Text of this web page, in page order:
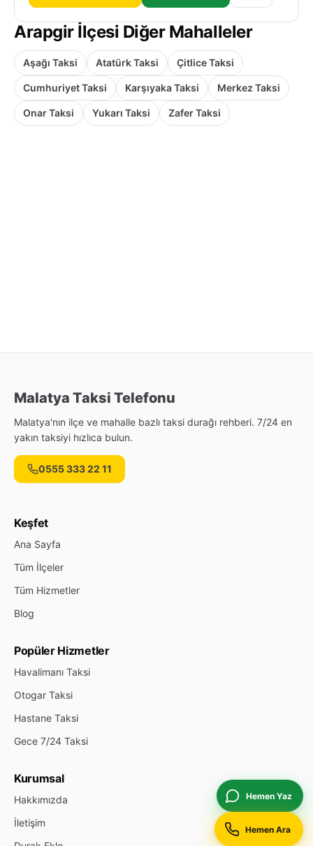
Arapgir İlçesi Diğer Mahalleler
Aşağı Taksi Atatürk Taksi Çitlice Taksi
Cumhuriyet Taksi Karşıyaka Taksi Merkez Taksi
Onar Taksi Yukarı Taksi Zafer Taksi
Malatya Taksi Telefonu
Malatya'nın ilçe ve mahalle bazlı taksi durağı rehberi. 7/24 en
yakın taksiyi hızlıca bulun.
0555 333 22 11
Keşfet
Ana Sayfa
Tüm İlçeler
Tüm Hizmetler
Blog
Popüler Hizmetler
Havalimanı Taksi
Otogar Taksi
Hastane Taksi
Gece 7/24 Taksi
Kurumsal
Hakkımızda
İletişim
Hemen Yaz
Hemen Ara